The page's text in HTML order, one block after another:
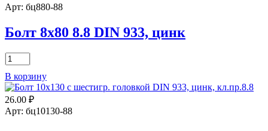
DIN
цинк
Арт: бц880-88
Болт 8х80 8.8 DIN 933, цинк
Количество
товара
Болт
8х80
8.8
DIN
В корзину
26.00 ₽
Арт: бц10130-88